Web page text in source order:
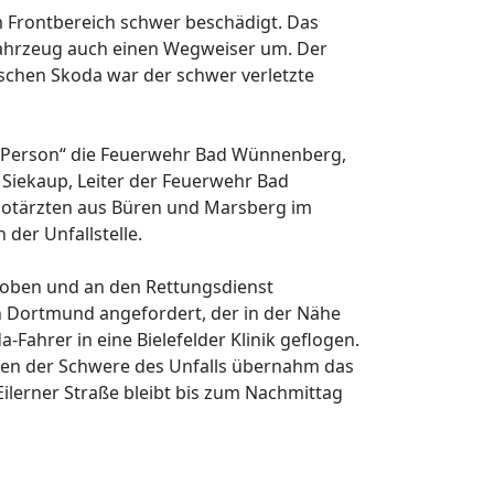
schwer beschädigt. Das
auch einen Wegweiser um. Der
Skoda war der schwer verletzte
die Feuerwehr Bad Wünnenberg,
Leiter der Feuerwehr Bad
aus Büren und Marsberg im
der Unfallstelle.
und an den Rettungsdienst
angefordert, der in der Nähe
Fahrer in eine Bielefelder Klinik geflogen.
der Schwere des Unfalls übernahm das
Straße bleibt bis zum Nachmittag